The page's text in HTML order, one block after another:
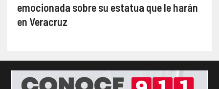
emocionada sobre su estatua que le harán
en Veracruz